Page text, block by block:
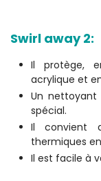
Swirl away 2:
Il protège,
acrylique et
Un nettoyant
spécial.
Il convient
thermiques
Il est facile à